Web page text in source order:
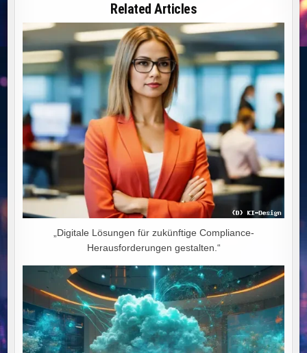
DEUTSCHLANDS
WEG
IN
DEN
WIRTSCHAFTLICHEN
NIEDERGANG
Related Articles
„Digitale Lösungen für zukünftige Compliance-
Herausforderungen gestalten.“